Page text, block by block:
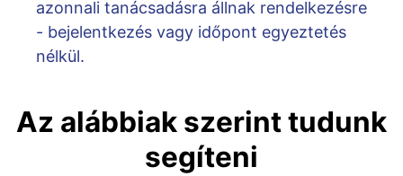
azonnali tanácsadásra állnak rendelkezésre
- bejelentkezés vagy időpont egyeztetés
nélkül.
Az alábbiak szerint tudunk
segíteni